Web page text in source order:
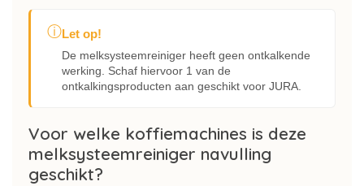
ⓘLet op!
De melksysteemreiniger heeft geen ontkalkende
werking. Schaf hiervoor 1 van de
ontkalkingsproducten aan geschikt voor JURA.
Voor welke koffiemachines is deze
melksysteemreiniger navulling
geschikt?